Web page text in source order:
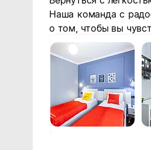
Наша команда с
о том, чтобы вы